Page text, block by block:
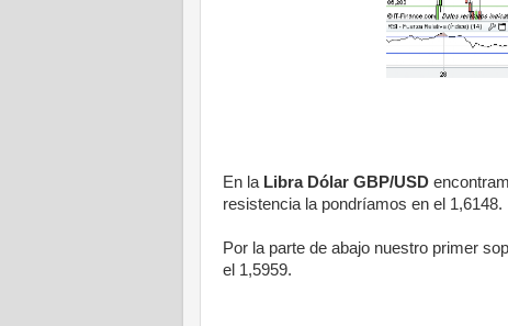
En la Libra Dólar GBP/USD
resistencia la pondríamos en el 1,6148.
Por la parte de abajo nuestro primer
el 1,5959.